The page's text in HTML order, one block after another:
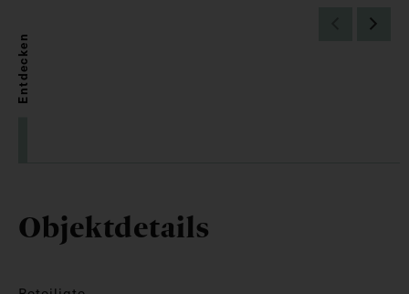
Entdecken
Objektdetails